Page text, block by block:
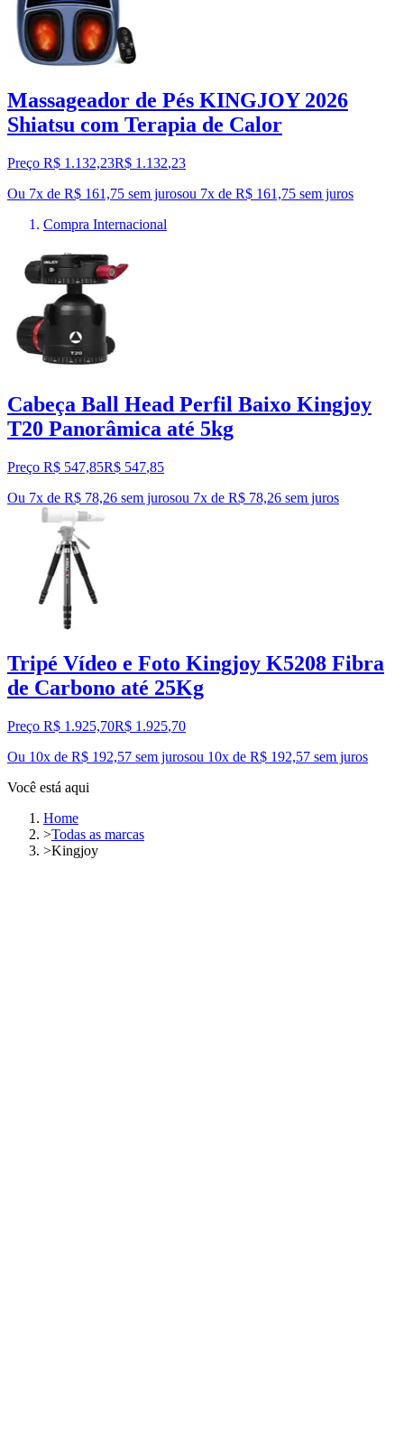
Massageador de Pés KINGJOY 2026
Shiatsu com Terapia de Calor
Preço R$ 1.132,23R$ 1.132,23
Ou 7x de R$ 161,75 sem jurosou 7x de R$ 161,75 sem juros
Compra Internacional
Cabeça Ball Head Perfil Baixo Kingjoy
T20 Panorâmica até 5kg
Preço R$ 547,85R$ 547,85
Ou 7x de R$ 78,26 sem jurosou 7x de R$ 78,26 sem juros
Tripé Vídeo e Foto Kingjoy K5208 Fibra
de Carbono até 25Kg
Preço R$ 1.925,70R$ 1.925,70
Ou 10x de R$ 192,57 sem jurosou 10x de R$ 192,57 sem juros
Você está aqui
Home
>Todas as marcas
>Kingjoy